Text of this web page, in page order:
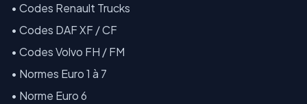
• Codes Renault Trucks
• Codes DAF XF / CF
• Codes Volvo FH / FM
• Normes Euro 1 à 7
• Norme Euro 6